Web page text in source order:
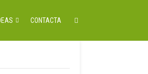
CONTACTA